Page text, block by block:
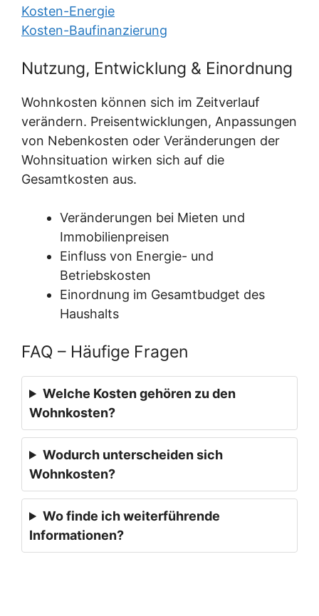
Kosten-Energie
Kosten-Baufinanzierung
Nutzung, Entwicklung & Einordnung
Wohnkosten können sich im Zeitverlauf
verändern. Preisentwicklungen, Anpassungen
von Nebenkosten oder Veränderungen der
Wohnsituation wirken sich auf die
Gesamtkosten aus.
Veränderungen bei Mieten und
Immobilienpreisen
Einfluss von Energie- und
Betriebskosten
Einordnung im Gesamtbudget des
Haushalts
FAQ – Häufige Fragen
Welche Kosten gehören zu den
Wohnkosten?
Wodurch unterscheiden sich
Wohnkosten?
Wo finde ich weiterführende
Informationen?